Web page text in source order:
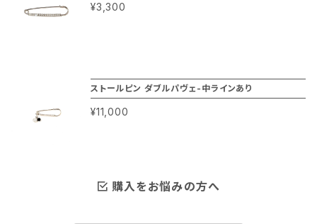
¥3,300
ストールピン ダブルパヴェ-中ラインあり
¥11,000
購入をお悩みの方へ